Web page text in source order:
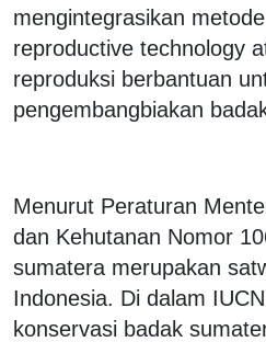
mengintegrasikan
reproductive technology
reproduksi berbantuan
pengembangbiakan
Menurut Peraturan
dan Kehutanan Nomor
sumatera merupakan
Indonesia. Di dalam
konservasi badak